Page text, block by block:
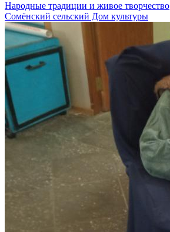
Народные традиции и живое творчество
Сомёнский сельский Дом культуры